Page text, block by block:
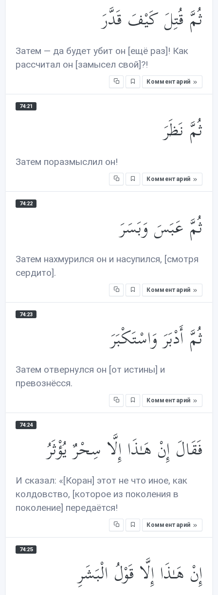
ثُمَّ قُتِلَ كَيْفَ قَدَّرَ
Затем — да будет убит он [ещё раз]! Как
рассчитал он [замысел свой]?!
Комментарий
74:21
ثُمَّ نَظَرَ
Затем поразмыслил он!
Комментарий
74:22
ثُمَّ عَبَسَ وَبَسَرَ
Затем нахмурился он и насупился, [смотря
сердито].
Комментарий
74:23
ثُمَّ أَدْبَرَ وَاسْتَكْبَرَ
Затем отвернулся он [от истины] и
превознёсся.
Комментарий
74:24
فَقَالَ إِنْ هَـٰذَا إِلَّا سِحْرٌ يُؤْثَرُ
И сказал: «[Коран] этот не что иное, как
колдовство, [которое из поколения в
поколение] передаётся!
Комментарий
74:25
إِنْ هَـٰذَا إِلَّا قَوْلُ الْبَشَرِ